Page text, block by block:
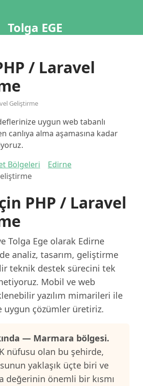
Tolga EGE
/ Laravel
Geliştirme
uygun web tabanlı
canlıya alma aşamasına kadar
Bölgeleri
Edirne
PHP / Laravel
Tolga Ege olarak Edirne
analiz, tasarım, geliştirme
teknik destek sürecini tek
Mobil ve web
yazılım mimarileri ile
uygun çözümler üretiriz.
— Marmara bölgesi.
nüfusu olan bu şehirde,
yaklaşık üçte biri ve
değerinin önemli bir kısmı